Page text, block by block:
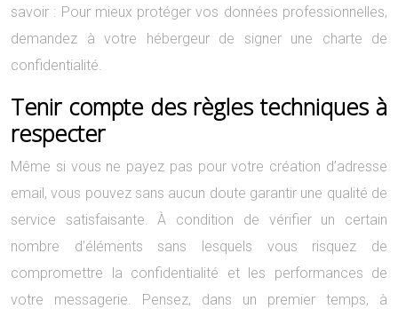
savoir : Pour mieux protéger vos données professionnelles,
demandez à votre hébergeur de signer une charte de
confidentialité.
Tenir compte des règles techniques à
respecter
Même si vous ne payez pas pour votre création d’adresse
email, vous pouvez sans aucun doute garantir une qualité de
service satisfaisante. À condition de vérifier un certain
nombre d’éléments sans lesquels vous risquez de
compromettre la confidentialité et les performances de
votre messagerie. Pensez, dans un premier temps, à